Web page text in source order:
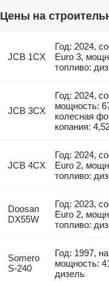
Цены на
JCB 1CX
Год: 2024,
Euro 3,
топливо:
JCB 3CX
Год: 2024,
мощность:
колесная
копания:
JCB 4CX
Год: 2024,
Euro 2,
топливо:
Doosan
DX55W
Год: 2023,
Euro 2,
топливо:
Somero
S-240
Год: 1997,
мощность:
дизель